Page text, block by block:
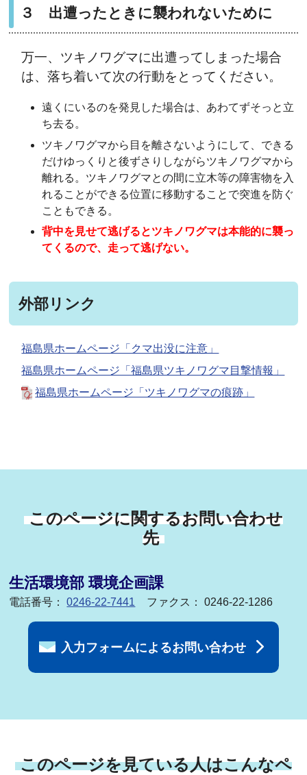
３ 出遭ったときに襲われないために
万一、ツキノワグマに出遭ってしまった場合
は、落ち着いて次の行動をとってください。
遠くにいるのを発見した場合は、あわてずそっと立
ち去る。
ツキノワグマから目を離さないようにして、できる
だけゆっくりと後ずさりしながらツキノワグマから
離れる。ツキノワグマとの間に立木等の障害物を入
れることができる位置に移動することで突進を防ぐ
こともできる。
背中を見せて逃げるとツキノワグマは本能的に襲っ
てくるので、走って逃げない。
外部リンク
福島県ホームページ「クマ出没に注意」
福島県ホームページ「福島県ツキノワグマ目撃情報」
福島県ホームページ「ツキノワグマの痕跡」
このページに関するお問い合わせ
先
生活環境部 環境企画課
電話番号：0246-22-7441 ファクス： 0246-22-1286
入力フォームによるお問い合わせ
このページを見ている人はこんなペ